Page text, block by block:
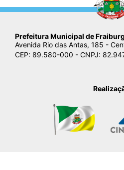
Prefeitura Municipal de
Avenida Rio das Antas, 185 -
CEP: 89.580-000 - CNPJ: